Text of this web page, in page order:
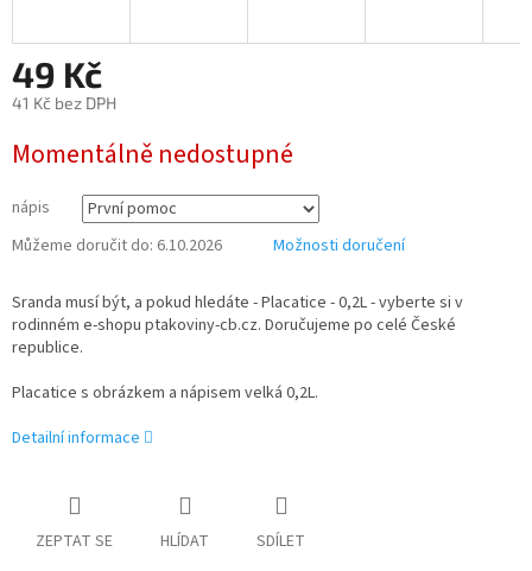
49 Kč
41 Kč bez DPH
cena:
Momentálně nedostupné
nápis
Můžeme doručit do: 6.10.2026 Možnosti doručení
Sranda musí být, a pokud hledáte - Placatice - 0,2L - vyberte si v
rodinném e-shopu ptakoviny-cb.cz. Doručujeme po celé České
republice.
Placatice s obrázkem a nápisem velká 0,2L.
Detailní informace
ZEPTAT SE HLÍDAT SDÍLET